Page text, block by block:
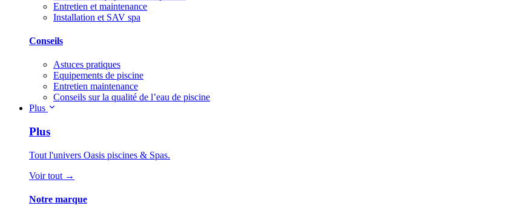
Entretien et maintenance
Installation et SAV spa
Conseils
Astuces pratiques
Equipements de piscine
Entretien maintenance
Conseils sur la qualité de l’eau de piscine
Plus
Plus
Tout l'univers Oasis piscines & Spas.
Voir tout →
Notre marque